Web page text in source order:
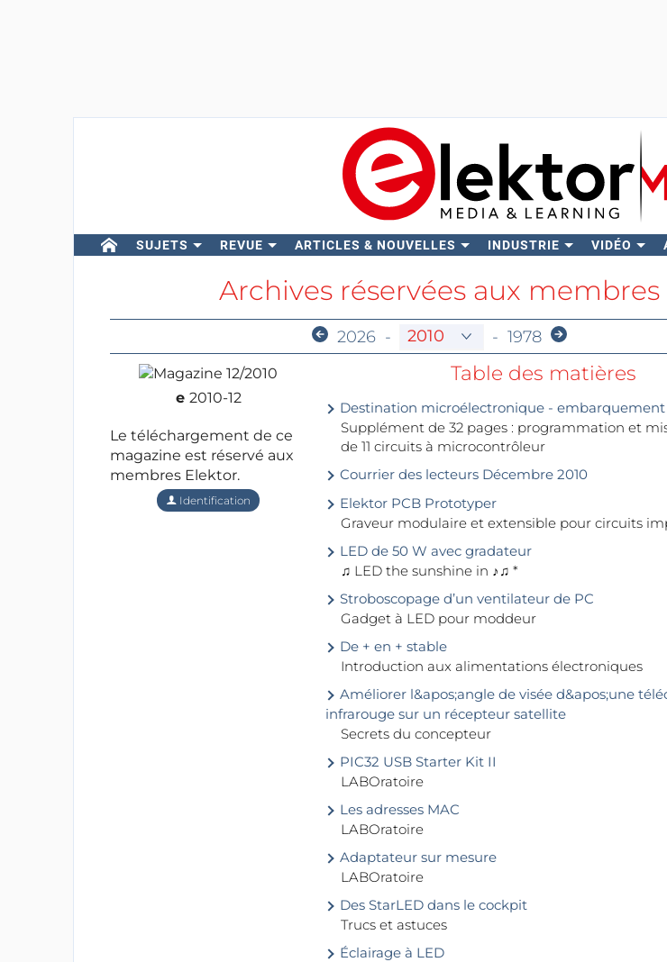
SUJETS REVUE ARTICLES & NOUVELLES INDUSTRIE VIDÉO
Archives réservées aux membres
2026 - - 1978
e 2010-12
Le téléchargement de ce
magazine est réservé aux
membres Elektor.
Identification
Table des matières
Destination microélectronique -
Supplément de 32 pages : programmation et
de 11 circuits à microcontrôleur
Courrier des lecteurs Décembre 2010
Elektor PCB Prototyper
Graveur modulaire et extensible pour circuits
LED de 50 W avec gradateur
♫ LED the sunshine in ♪♫ *
Stroboscopage d’un ventilateur de PC
Gadget à LED pour moddeur
De + en + stable
Introduction aux alimentations électroniques
Améliorer l&apos;angle de visée d&apos;une
infrarouge sur un récepteur satellite
Secrets du concepteur
PIC32 USB Starter Kit II
LABOratoire
Les adresses MAC
LABOratoire
Adaptateur sur mesure
LABOratoire
Des StarLED dans le cockpit
Trucs et astuces
Éclairage à LED